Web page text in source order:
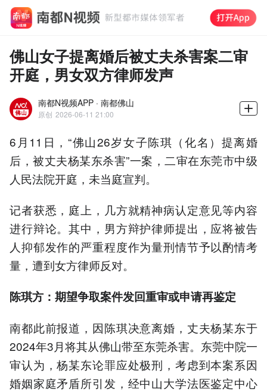
佛山女子提离婚后被丈夫杀害案二审
开庭，男女双方律师发声
南都N视频APP · 南都佛山
原创 2026-06-11 21:00
6月11日，“佛山26岁女子陈琪（化名）提离婚
后，被丈夫杨某东杀害”一案，二审在东莞市中级
人民法院开庭，未当庭宣判。
记者获悉，庭上，几方就精神病认定意见等内容
进行辩论。其中，男方辩护律师提出，应将被告
人抑郁发作的严重程度作为量刑情节予以酌情考
量，遭到女方律师反对。
陈琪方：期望争取案件发回重审或申请再鉴定
南都此前报道，因陈琪决意离婚，丈夫杨某东于
2024年3月将其从佛山带至东莞杀害。东莞中院一
审认为，杨某东论罪应处极刑，考虑到本案系因
婚姻家庭矛盾所引发，经中山大学法医鉴定中心